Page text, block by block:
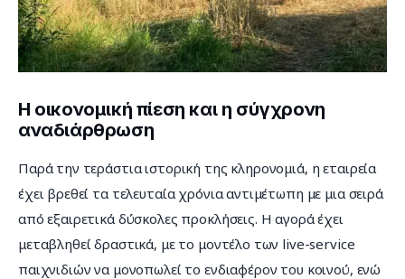
Η οικονομική πίεση και η σύγχρονη
αναδιάρθρωση
Παρά την τεράστια ιστορική της κληρονομιά, η εταιρεία
έχει βρεθεί τα τελευταία χρόνια αντιμέτωπη με μια σειρά
από εξαιρετικά δύσκολες προκλήσεις. Η αγορά έχει
μεταβληθεί δραστικά, με το μοντέλο των live-service
παιχνιδιών να μονοπωλεί το ενδιαφέρον του κοινού, ενώ